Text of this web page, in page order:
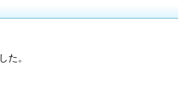
た。